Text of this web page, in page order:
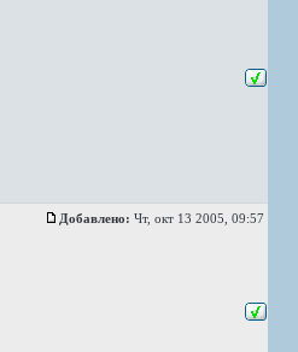
Добавлено: Чт, окт 13 2005, 09:57